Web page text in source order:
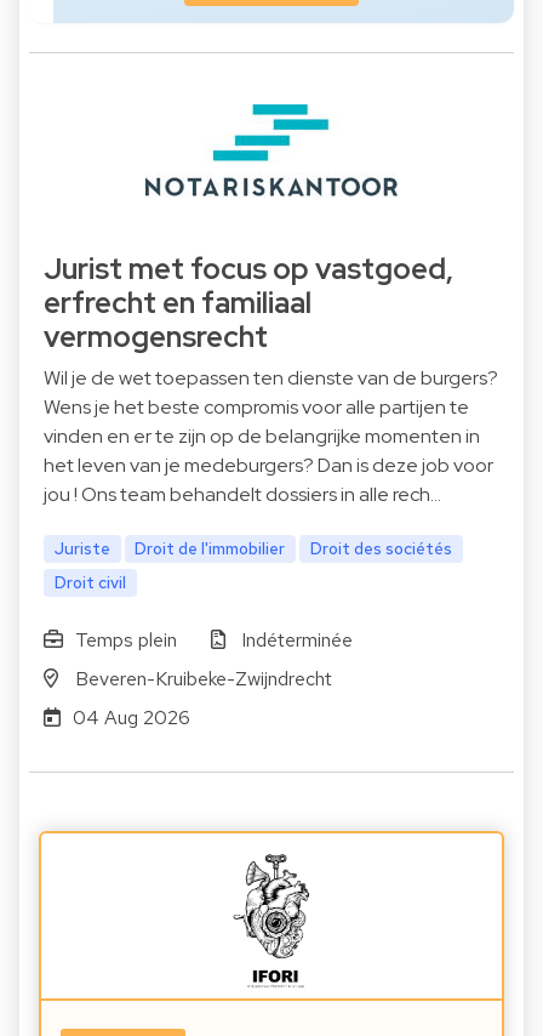
Jurist met focus op vastgoed,
erfrecht en familiaal
vermogensrecht
Wil je de wet toepassen ten dienste van de burgers?
Wens je het beste compromis voor alle partijen te
vinden en er te zijn op de belangrijke momenten in
het leven van je medeburgers? Dan is deze job voor
jou ! Ons team behandelt dossiers in alle rech…
Juriste Droit de l'immobilier
Droit des sociétés
Droit civil
Temps plein
Indéterminée
Beveren-Kruibeke-Zwijndrecht
04 Aug 2026